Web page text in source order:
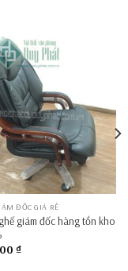
ĐỐC GIÁ RẺ
giám đốc hàng tồn kho
₫